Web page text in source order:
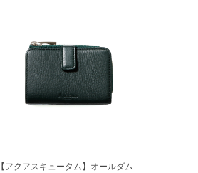
【アクアスキュータム】オールダム